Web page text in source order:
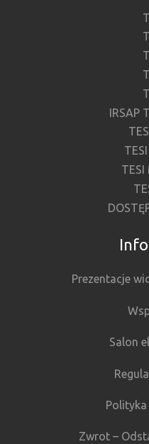
IRSAP
TESI
Prezentacje
Salon
Zwrot –